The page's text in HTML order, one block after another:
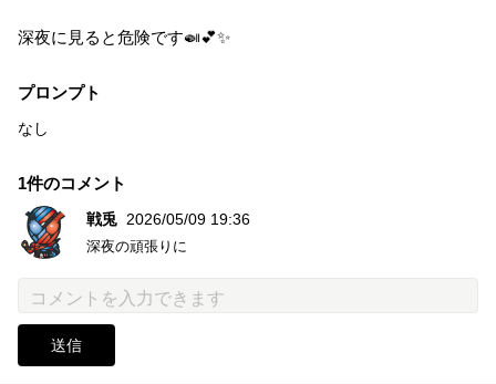
深夜に見ると危険です🍛💕✨
プロンプト
なし
1件のコメント
戦兎 2026/05/09 19:36
深夜の頑張りに
送信